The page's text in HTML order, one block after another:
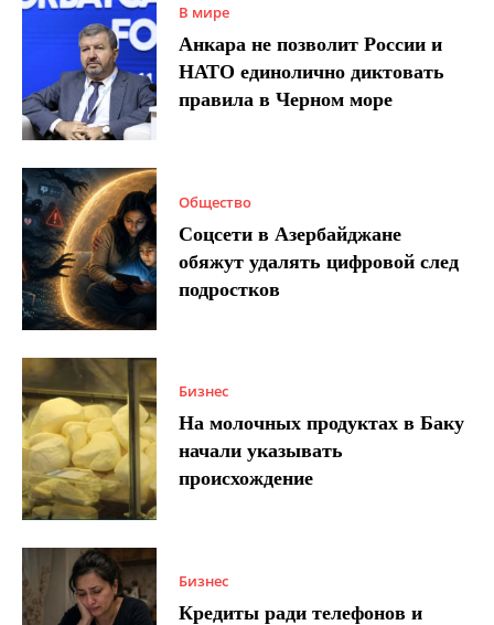
В мире
Анкара не позволит России и
НАТО единолично диктовать
правила в Черном море
Общество
Соцсети в Азербайджане
обяжут удалять цифровой след
подростков
Бизнес
На молочных продуктах в Баку
начали указывать
происхождение
Бизнес
Кредиты ради телефонов и